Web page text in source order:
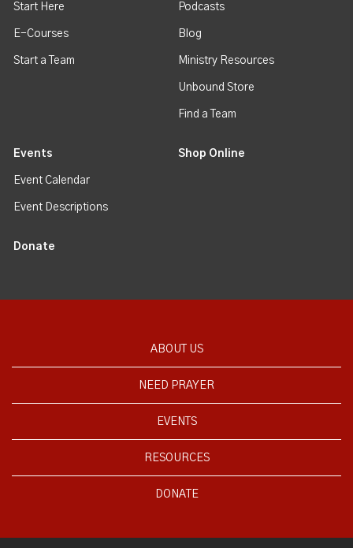
Start Here
E-Courses
Start a Team
Podcasts
Blog
Ministry Resources
Unbound Store
Find a Team
Events
Event Calendar
Event Descriptions
Shop Online
Donate
ABOUT US
NEED PRAYER
EVENTS
RESOURCES
DONATE